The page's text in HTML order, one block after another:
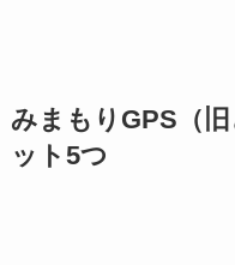
みまもりGPS（
ット5つ